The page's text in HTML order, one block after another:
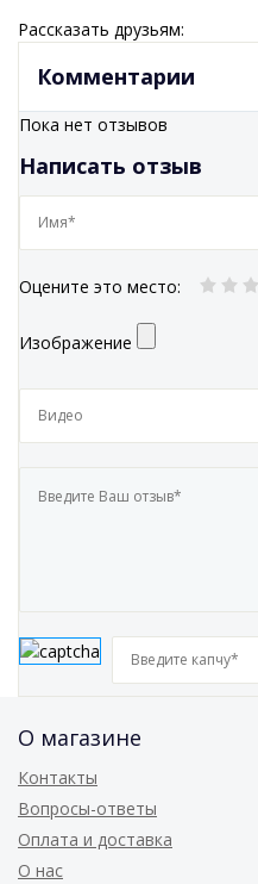
Рассказать друзьям:
Комментарии
Пока нет отзывов
Написать отзыв
Оцените это место:
Изображение
О магазине
Контакты
Вопросы-ответы
Оплата и доставка
О нас